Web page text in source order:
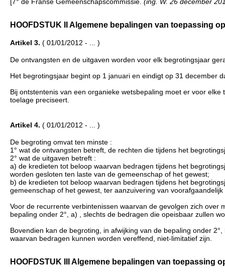
HOOFDSTUK II Algemene bepalingen van toepassing
Artikel 3. ( 01/01/2012 - ... )
De ontvangsten en de uitgaven worden voor elk begrotingsjaar
Het begrotingsjaar begint op 1 januari en eindigt op 31 december
Bij ontstentenis van een organieke wetsbepaling moet er voor
toelage preciseert.
Artikel 4. ( 01/01/2012 - ... )
De begroting omvat ten minste :
1° wat de ontvangsten betreft, de rechten die tijdens het
2° wat de uitgaven betreft :
a) de kredieten tot beloop waarvan bedragen tijdens het
worden gesloten ten laste van de gemeenschap of het gewest;
b) de kredieten tot beloop waarvan bedragen tijdens het
gemeenschap of het gewest, ter aanzuivering van
Voor de recurrente verbintenissen waarvan de gevolgen zich
bepaling onder 2°, a) , slechts de bedragen die opeisbaar zullen
Bovendien kan de begroting, in afwijking van de bepaling onder
waarvan bedragen kunnen worden vereffend, niet-limitatief zijn.
HOOFDSTUK III Algemene bepalingen van toepassing